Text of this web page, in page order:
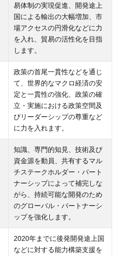
易体制の実現促進、開発途上
国による輸出の大幅増加、市
場アクセスの円滑化などに力
を入れ、貿易の活性化を目指
します。
政策の首尾一貫性などを通じ
て、世界的なマクロ経済の安
定と一貫性の強化、政策の確
立・実施における政策空間及
びリーダーシップの尊重など
に力を入れます。
知識、専門的知見、技術及び
資金源を動員、共有するマル
チステークホルダー・パート
ナーシップによって補完しな
がら、持続可能な開発のため
のグローバル・バートナーシ
ップを強化します。
2020年までに後発開発途上国
などに対する能力構築支援を